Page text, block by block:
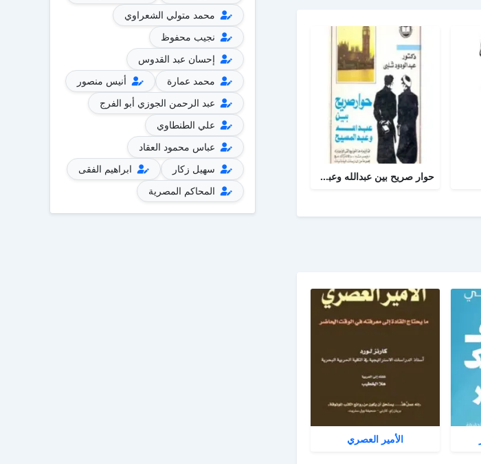
حوار صريح بين عبدالله وعبدالمسيح
الأمير العصري
محمد متولي الشعراوي
نجيب محفوظ
إحسان عبد القدوس
محمد عمارة
أنيس منصور
عبد الرحمن الجوزي أبو الفرج
علي الطنطاوي
عباس محمود العقاد
سهيل زكار
ابراهيم الفقى
المحاكم المصرية